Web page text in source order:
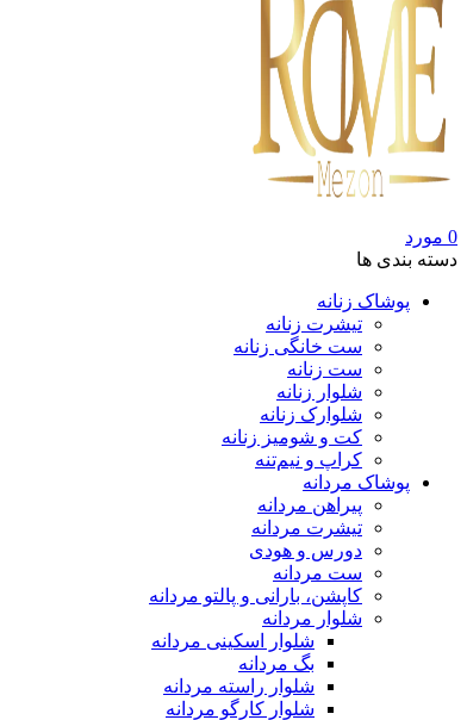
0 مورد
دسته بندی ها
پوشاک زنانه
تیشرت زنانه
ست خانگی زنانه
ست زنانه
شلوار زنانه
شلوارک زنانه
کت و شومیز زنانه
کراپ و نیم‌تنه
پوشاک مردانه
پیراهن مردانه
تیشرت مردانه
دورس و هودی
ست مردانه
کاپشن، بارانی و پالتو مردانه
شلوار مردانه
شلوار اسکینی مردانه
بگ مردانه
شلوار راسته مردانه
شلوار کارگو مردانه